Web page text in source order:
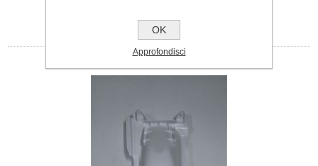
OK
Approfondisci